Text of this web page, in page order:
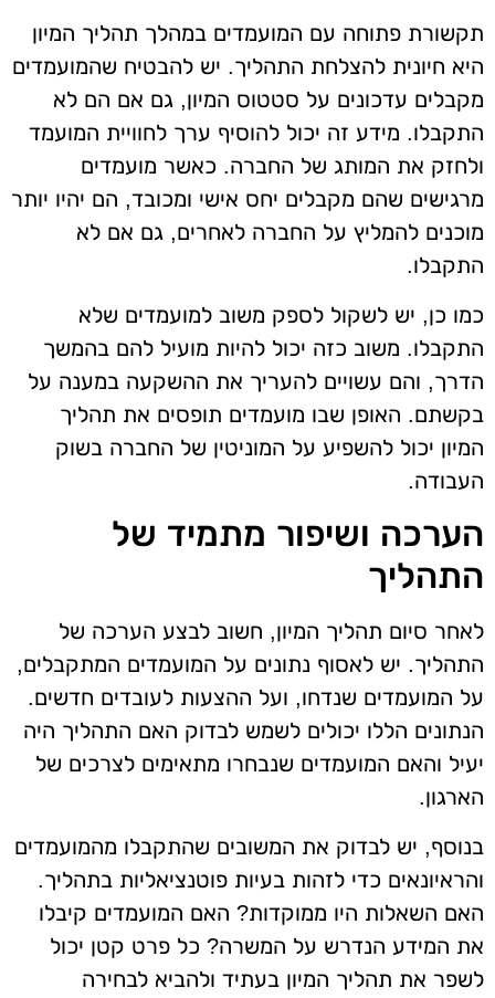
תקשורת פתוחה עם המועמדים במהלך תהליך המיון
היא חיונית להצלחת התהליך. יש להבטיח שהמועמדים
מקבלים עדכונים על סטטוס המיון, גם אם הם לא
התקבלו. מידע זה יכול להוסיף ערך לחוויית המועמד
ולחזק את המותג של החברה. כאשר מועמדים
מרגישים שהם מקבלים יחס אישי ומכובד, הם יהיו יותר
מוכנים להמליץ על החברה לאחרים, גם אם לא
התקבלו.
כמו כן, יש לשקול לספק משוב למועמדים שלא
התקבלו. משוב כזה יכול להיות מועיל להם בהמשך
הדרך, והם עשויים להעריך את ההשקעה במענה על
בקשתם. האופן שבו מועמדים תופסים את תהליך
המיון יכול להשפיע על המוניטין של החברה בשוק
העבודה.
הערכה ושיפור מתמיד של
התהליך
לאחר סיום תהליך המיון, חשוב לבצע הערכה של
התהליך. יש לאסוף נתונים על המועמדים המתקבלים,
על המועמדים שנדחו, ועל ההצעות לעובדים חדשים.
הנתונים הללו יכולים לשמש לבדוק האם התהליך היה
יעיל והאם המועמדים שנבחרו מתאימים לצרכים של
הארגון.
בנוסף, יש לבדוק את המשובים שהתקבלו מהמועמדים
והראיונאים כדי לזהות בעיות פוטנציאליות בתהליך.
האם השאלות היו ממוקדות? האם המועמדים קיבלו
את המידע הנדרש על המשרה? כל פרט קטן יכול
לשפר את תהליך המיון בעתיד ולהביא לבחירה